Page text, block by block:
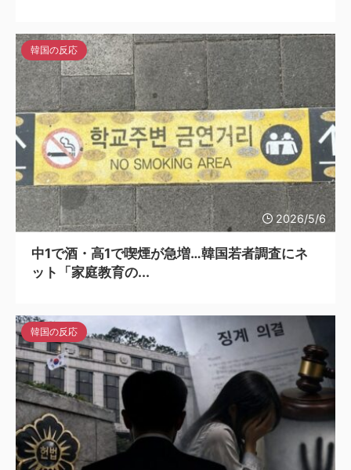
2026/5/6
韓国の反応
中1で酒・高1で喫煙が急増…韓国若者調査にネ
ット「家庭教育の...
韓国の反応